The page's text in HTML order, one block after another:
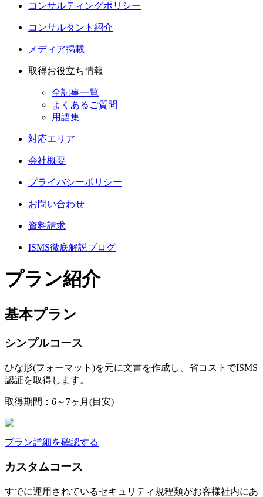
コンサルティングポリシー
コンサルタント紹介
メディア掲載
取得お役立ち情報
全記事一覧
よくあるご質問
用語集
対応エリア
会社概要
プライバシーポリシー
お問い合わせ
資料請求
ISMS徹底解説ブログ
プラン紹介
基本プラン
シンプルコース
ひな形(フォーマット)を元に文書を作成し、省コストでISMS
認証を取得します。
取得期間：6～7ヶ月(目安)
プラン詳細を確認する
カスタムコース
すでに運用されているセキュリティ規程類がお客様社内にあ